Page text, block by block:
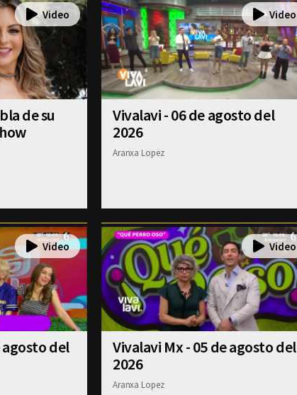
de su
Vivalavi - 06 de agosto del
2026
Aranxa Lopez
agosto del
Vivalavi Mx - 05 de agosto del
2026
Aranxa Lopez